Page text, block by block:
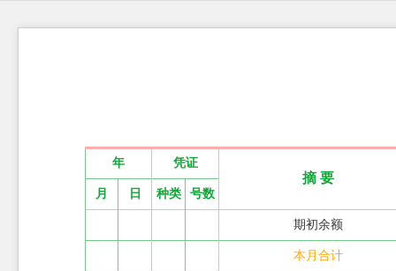
年 凭证
摘 要
月 日 种类 号数
期初余额
本月合计